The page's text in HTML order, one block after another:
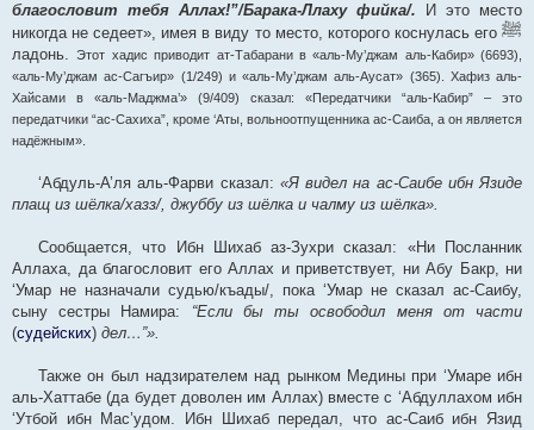
благословит тебя Аллах!”/Барака-Ллаху фийка/. И это место
никогда не седеет», имея в виду то место, которого коснулась его ﷺ
ладонь.Этот хадис приводит ат-Табарани в «аль-Му’джам аль-Кабир» (6693),
«аль-Му’джам ас-Сагъир» (1/249) и «аль-Му’джам аль-Аусат» (365). Хафиз аль-
Хайсами в «аль-Маджма’» (9/409) сказал: «Передатчики “аль-Кабир” – это
передатчики “ас-Сахиха”, кроме ‘Аты, вольноотпущенника ас-Саиба, а он является
надёжным».
‘Абдуль-А’ля аль-Фарви сказал: «Я видел на ас-Саибе ибн Язиде
плащ из шёлка/хазз/, джуббу из шёлка и чалму из шёлка».
Сообщается, что Ибн Шихаб аз-Зухри сказал: «Ни Посланник
Аллаха, да благословит его Аллах и приветствует, ни Абу Бакр, ни
‘Умар не назначали судью/къады/, пока ‘Умар не сказал ас-Саибу,
сыну сестры Намира: “Если бы ты освободил меня от части
(судейских) дел…”».
Также он был надзирателем над рынком Медины при ‘Умаре ибн
аль-Хаттабе (да будет доволен им Аллах) вместе с ‘Абдуллахом ибн
‘Утбой ибн Мас’удом. Ибн Шихаб передал, что ас-Саиб ибн Язид